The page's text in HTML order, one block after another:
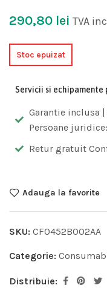
290,80 lei TVA
Stoc epuizat
Servicii si echipamente
Garantie inclusa
Persoane
Retur gratuit
Adauga la favorite
SKU: CF0452B002AA
Categorie:
Distribuie: